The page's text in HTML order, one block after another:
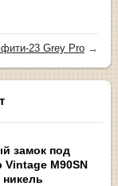
23 Grey Pro→
замок под
Vintage M90SN